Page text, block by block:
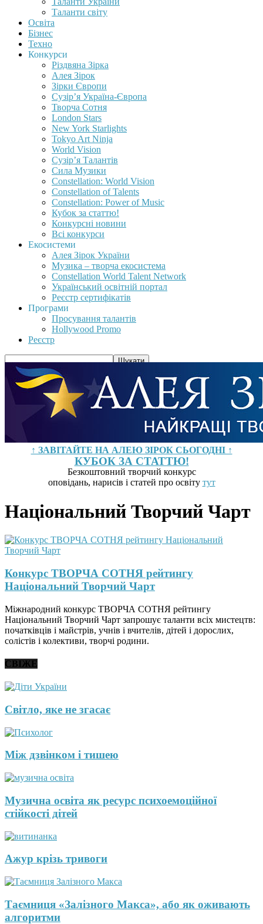
Таланти світу
Освіта
Бізнес
Техно
Конкурси
Різдвяна Зірка
Алея Зірок
Зірки Європи
Сузір’я Україна-Європа
Творча Сотня
London Stars
New York Starlights
Tokyo Art Ninja
World Vision
Сузір’я Талантів
Сила Музики
Constellation: World Vision
Constellation of Talents
Constellation: Power of Music
Кубок за статтю!
Конкурсні новини
Всі конкурси
Екосистеми
Алея Зірок України
Музика – творча екосистема
Constellation World Talent Network
Український освітній портал
Реєстр сертифікатів
Програми
Просування талантів
Hollywood Promo
Реєстр
↑ ЗАВІТАЙТЕ НА АЛЕЮ ЗІРОК СЬОГОДНІ ↑
КУБОК ЗА СТАТТЮ!
Безкоштовний творчий конкурс
оповідань, нарисів і статей про освіту тут
Національний Творчий Чарт
Конкурс ТВОРЧА СОТНЯ рейтингу
Національний Творчий Чарт
Міжнародний конкурс ТВОРЧА СОТНЯ рейтингу
Національний Творчий Чарт запрошує таланти всіх мистецтв:
початківців і майстрів, учнів і вчителів, дітей і дорослих,
солістів і колективи, творчі родини.
СВІЖЕ
Світло, яке не згасає
Між дзвінком і тишею
Музична освіта як ресурс психоемоційної
стійкості дітей
Ажур крізь тривоги
Таємниця «Залізного Макса», або як оживають
алгоритми